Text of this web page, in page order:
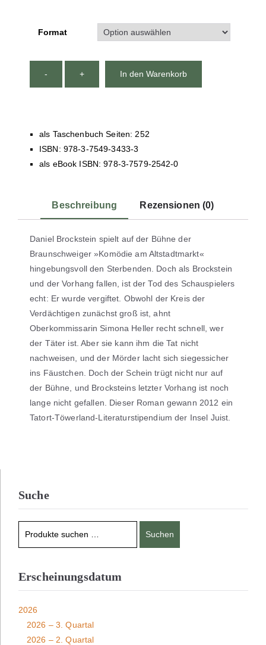
Format
- + In den Warenkorb
als Taschenbuch Seiten: 252
ISBN: 978-3-7549-3433-3
als eBook ISBN: 978-3-7579-2542-0
Beschreibung Rezensionen (0)
Daniel Brockstein spielt auf der Bühne der
Braunschweiger »Komödie am Altstadtmarkt«
hingebungsvoll den Sterbenden. Doch als Brockstein
und der Vorhang fallen, ist der Tod des Schauspielers
echt: Er wurde vergiftet. Obwohl der Kreis der
Verdächtigen zunächst groß ist, ahnt
Oberkommissarin Simona Heller recht schnell, wer
der Täter ist. Aber sie kann ihm die Tat nicht
nachweisen, und der Mörder lacht sich siegessicher
ins Fäustchen. Doch der Schein trügt nicht nur auf
der Bühne, und Brocksteins letzter Vorhang ist noch
lange nicht gefallen. Dieser Roman gewann 2012 ein
Tatort-Töwerland-Literaturstipendium der Insel Juist.
Suche
Suchen
Erscheinungsdatum
2026
2026 – 3. Quartal
2026 – 2. Quartal